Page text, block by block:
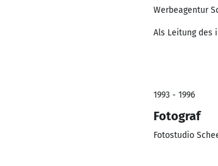
Werbeagentur
Als Leitung des
1993 - 1996
Fotograf
Fotostudio